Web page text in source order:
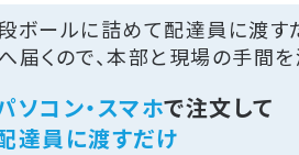
ボールに詰めて配達員に渡す
届くので、本部と現場の手間を
ソコン・スマホで注文して
達員に渡すだけ